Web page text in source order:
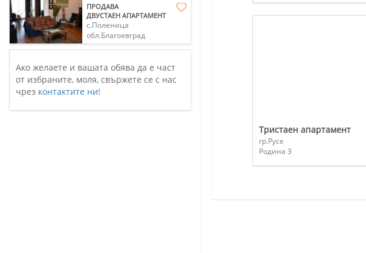
Тристаен апартамент
гр.Русе
Родина 3
ПРОДАВА
ДВУСТАЕН АПАРТАМЕНТ
с.Поленица
обл.Благоевград
Ако желаете и вашата обява да е част
от избраните, моля, свържете се с нас
чрез контактите ни!